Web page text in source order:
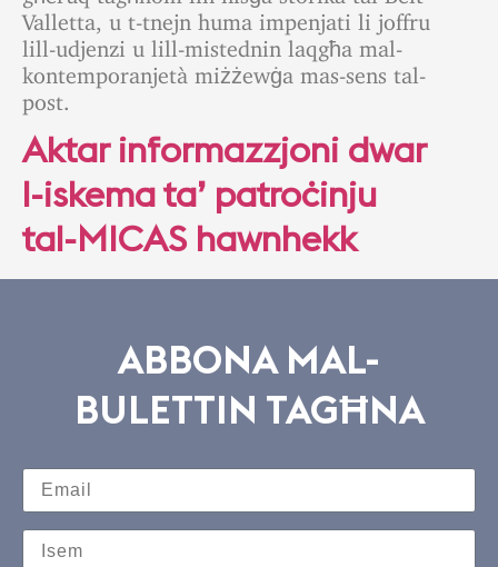
Valletta, u t-tnejn huma impenjati li joffru
lill-udjenzi u lill-mistednin laqgħa mal-
kontemporanjetà miżżewġa mas-sens tal-
post
Aktar informazzjoni dwar
l-iskema ta’ patroċinju
tal-MICAS hawnhekk
ABBONA MAL-
BULETTIN TAGĦNA